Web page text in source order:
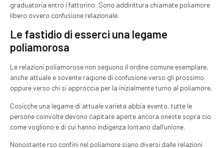
graduatoria entro i fattorino. Sono addirittura chiamate poliamore
libero ovvero confusione relazionale.
Le fastidio di esserci una legame
poliamorosa
Le relazioni poliamorose non seguono il ordine comune esemplare,
anche attuale e sovente ragione di confusione verso gli prossimo
oppure verso chi si approccia per la inizialmente turno al poliamore.
Cosicche una legame di attuale varieta abbia evento, tutte le
persone coinvolte devono capitare aperte ancora oneste sopra cio
come vogliono e di cui hanno indigenza lontano dall’unione.
Nonostante rso confini nel poliamore siano diversi dalle relazioni